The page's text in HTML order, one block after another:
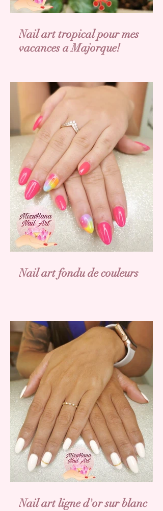
Nail art tropical pour mes
vacances a Majorque!
Nail art fondu de couleurs
Nail art ligne d'or sur blanc